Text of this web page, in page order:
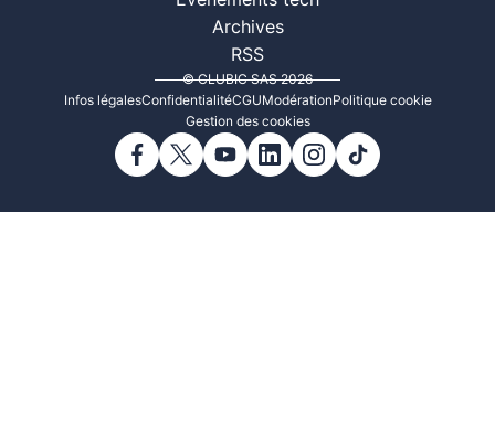
Archives
RSS
© CLUBIC SAS 2026
Infos légalesConfidentialitéCGUModérationPolitique cookie
Gestion des cookies